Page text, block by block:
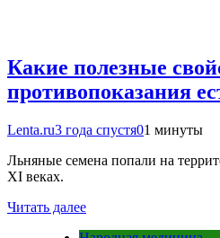
Какие полезные
противопоказания
Lenta.ru3 года спустя01 минуты
Льняные семена попали на
XI веках.
Читать далее